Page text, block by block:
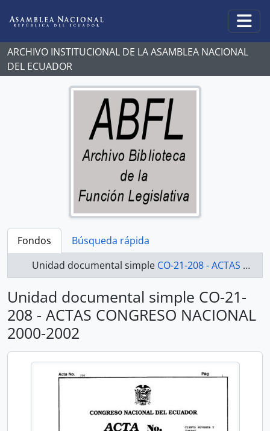
ARCHIVO INSTITUCIONAL DE LA ASAMBLEA NACIONAL
DEL ECUADOR
Fondos
Búsqueda rápida
Unidad documental simple CO-21-208 - ACTAS CONGRESO NACIONAL 2000-2002
Unidad documental simple CO-21-
208 - ACTAS CONGRESO NACIONAL
2000-2002